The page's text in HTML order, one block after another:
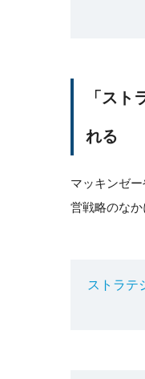
「ス
れる
マッキンゼ
営戦略のな
ストラテ